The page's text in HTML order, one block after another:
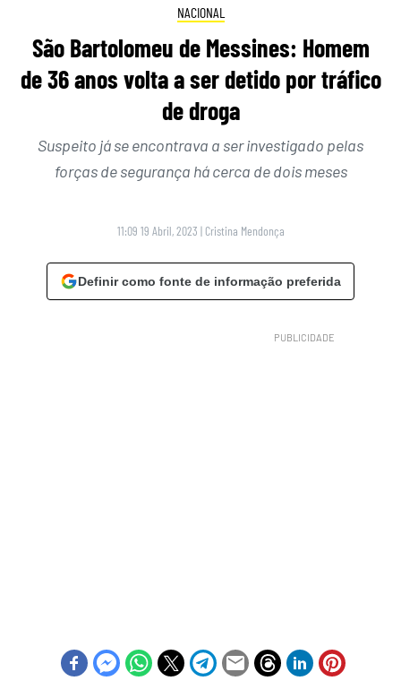
NACIONAL
São Bartolomeu de Messines: Homem
de 36 anos volta a ser detido por tráfico
de droga
Suspeito já se encontrava a ser investigado pelas
forças de segurança há cerca de dois meses
11:09 19 Abril, 2023 | Cristina Mendonça
Definir como fonte de informação preferida